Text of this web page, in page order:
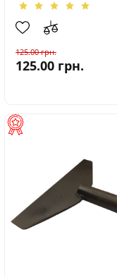
125.00грн.
125.00 грн.